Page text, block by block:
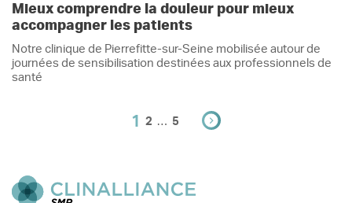
Mieux comprendre la douleur pour mieux
accompagner les patients
Notre clinique de Pierrefitte-sur-Seine mobilisée autour de
journées de sensibilisation destinées aux professionnels de
santé
1 2 … 5